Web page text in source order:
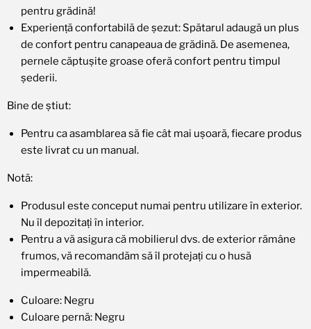
pentru grădină!
Experiență confortabilă de șezut: Spătarul adaugă un plus
de confort pentru canapeaua de grădină. De asemenea,
pernele căptușite groase oferă confort pentru timpul
șederii.
Bine de știut:
Pentru ca asamblarea să fie cât mai ușoară, fiecare produs
este livrat cu un manual.
Notă:
Produsul este conceput numai pentru utilizare în exterior.
Nu îl depozitați în interior.
Pentru a vă asigura că mobilierul dvs. de exterior rămâne
frumos, vă recomandăm să îl protejați cu o husă
impermeabilă.
Culoare: Negru
Culoare pernă: Negru